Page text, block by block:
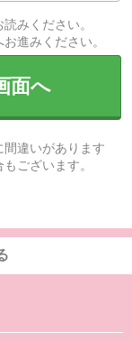
みください。
進みください。
面へ
違いがあります
ございます。